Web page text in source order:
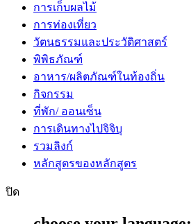
การเก็บผลไม้
การท่องเที่ยว
วัตนธรรมและประวัติศาสตร์
พิพิธภัณฑ์
อาหาร/ผลิตภัณฑ์ในท้องถิ่น
กิจกรรม
ที่พัก/ ออนเซ็น
การเดินทางไปจิจิบุ
รวมลิงก์
หลักสูตรของหลักสูตร
ปิด